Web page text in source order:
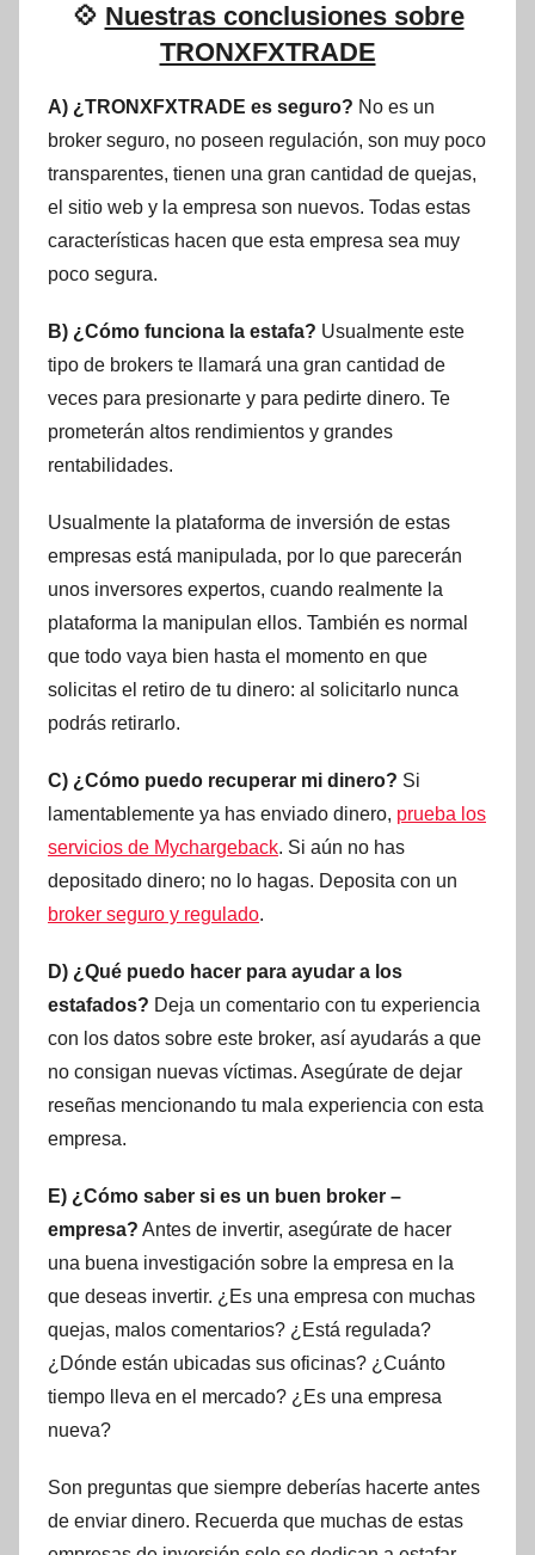
💠 Nuestras conclusiones sobre
TRONXFXTRADE
A) ¿TRONXFXTRADE es seguro? No es un
broker seguro, no poseen regulación, son muy poco
transparentes, tienen una gran cantidad de quejas,
el sitio web y la empresa son nuevos. Todas estas
características hacen que esta empresa sea muy
poco segura.
B) ¿Cómo funciona la estafa? Usualmente este
tipo de brokers te llamará una gran cantidad de
veces para presionarte y para pedirte dinero. Te
prometerán altos rendimientos y grandes
rentabilidades.
Usualmente la plataforma de inversión de estas
empresas está manipulada, por lo que parecerán
unos inversores expertos, cuando realmente la
plataforma la manipulan ellos. También es normal
que todo vaya bien hasta el momento en que
solicitas el retiro de tu dinero: al solicitarlo nunca
podrás retirarlo.
C) ¿Cómo puedo recuperar mi dinero? Si
lamentablemente ya has enviado dinero, prueba los
servicios de Mychargeback. Si aún no has
depositado dinero; no lo hagas. Deposita con un
broker seguro y regulado.
D) ¿Qué puedo hacer para ayudar a los
estafados? Deja un comentario con tu experiencia
con los datos sobre este broker, así ayudarás a que
no consigan nuevas víctimas. Asegúrate de dejar
reseñas mencionando tu mala experiencia con esta
empresa.
E) ¿Cómo saber si es un buen broker –
empresa? Antes de invertir, asegúrate de hacer
una buena investigación sobre la empresa en la
que deseas invertir. ¿Es una empresa con muchas
quejas, malos comentarios? ¿Está regulada?
¿Dónde están ubicadas sus oficinas? ¿Cuánto
tiempo lleva en el mercado? ¿Es una empresa
nueva?
Son preguntas que siempre deberías hacerte antes
de enviar dinero. Recuerda que muchas de estas